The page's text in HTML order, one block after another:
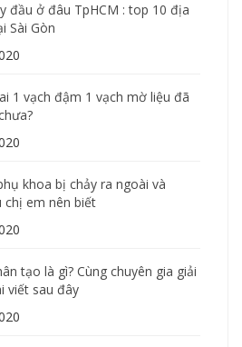
đầu ở đâu TpHCM : top 10 địa
Sài Gòn
1 vạch đậm 1 vạch mờ liệu đã
khoa bị chảy ra ngoài và
chị em nên biết
tạo là gì? Cùng chuyên gia giải
viết sau đây